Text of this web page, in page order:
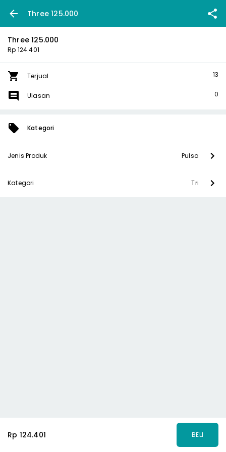
Three 125.000
Three 125.000
Rp 124.401
Terjual 13
Ulasan 0
Kategori
Jenis Produk Pulsa
Kategori Tri
Rp 124.401 BELI